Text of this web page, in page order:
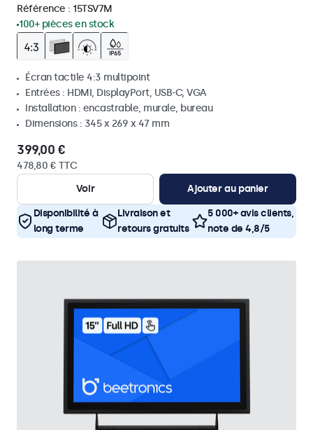
Référence : 15TSV7M
100+ pièces en stock
Écran tactile 4:3 multipoint
Entrées : HDMI, DisplayPort, USB-C, VGA
Installation : encastrable, murale, bureau
Dimensions : 345 x 269 x 47 mm
399,00 €
478,80 € TTC
Voir
Ajouter au panier
Disponibilité à
long terme
Livraison et
retours gratuits
5 000+ avis clients,
note de 4,8/5